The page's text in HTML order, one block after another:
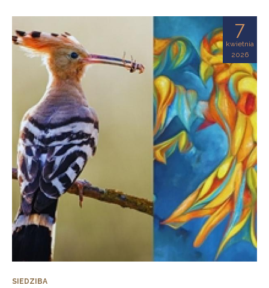
7
kwietnia
2026
SIEDZIBA